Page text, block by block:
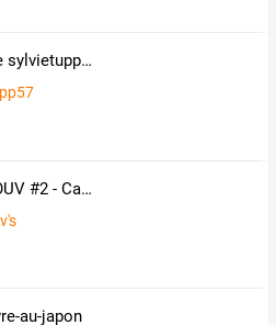
Le blog de sylvietupp57
TAHITI TOUV #2 - Carnet de route
au-japon